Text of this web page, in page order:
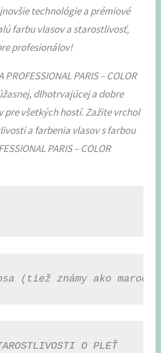
technológie a prémiové
farbu vlasov a starostlivosť,
profesionálov!
PARIS – COLOR
dlhotrvajúcej a dobre
pre všetkých hostí. Zažite vrchol
a farbenia vlasov s farbou
PARIS – COLOR
(tiež známy ako
O PLEŤ